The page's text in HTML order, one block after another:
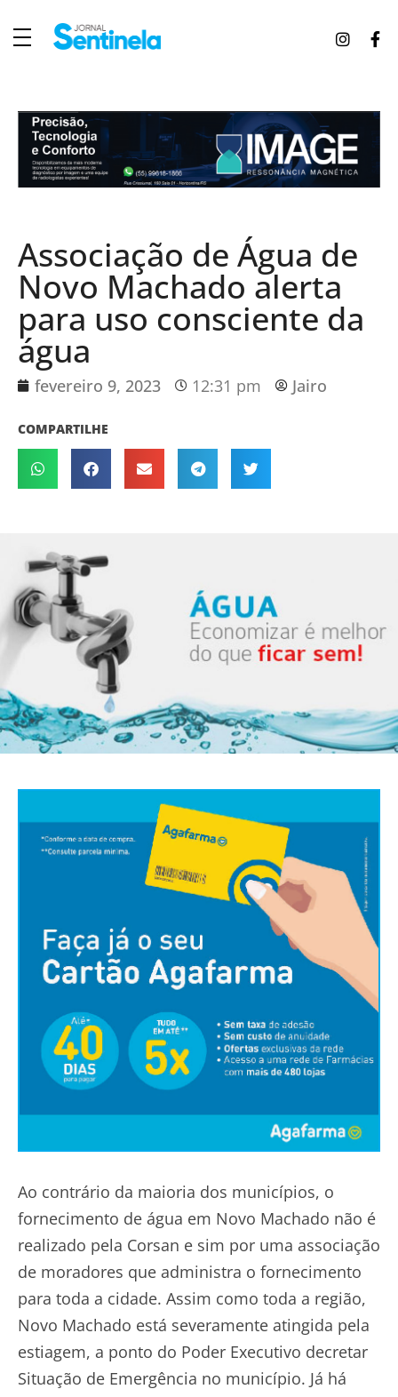
Associação de Água de
Novo Machado alerta
para uso consciente da
água
fevereiro 9, 2023 12:31 pm Jairo
COMPARTILHE
Ao contrário da maioria dos municípios, o
fornecimento de água em Novo Machado não é
realizado pela Corsan e sim por uma associação
de moradores que administra o fornecimento
para toda a cidade. Assim como toda a região,
Novo Machado está severamente atingida pela
estiagem, a ponto do Poder Executivo decretar
Situação de Emergência no município. Já há